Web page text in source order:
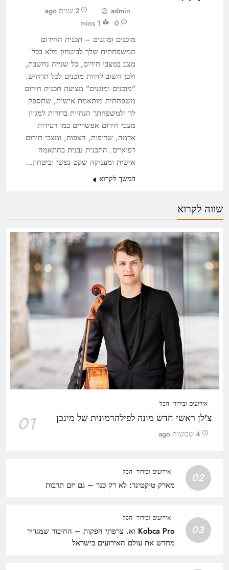
admin
2 שנים ago
0
1 mins
מוכנים ומוגנים – תכנית החירום
המשפחתית שלך לביטחון מלא בכל
מצב במצבי חירום, כל שנייה נחשבת,
ולכן חשוב להיות מוכנים לכל תרחיש.
"מוכנים ומוגנים" מציעה תכנית חירום
משפחתית מותאמת אישית, שתספק
לך ולמשפחתך הנחיות ברורות למגוון
מצבי חירום אפשריים כמו רעידות
אדמה, שריפות, הצפות, ומצבי חירום
רפואיים. התכנית נבנית בהתאמה
אישית ומעניקה שקט נפשי וביטחון…
המשך לקרוא
שווה לקרוא
אירועים ובידור הכל
צ'לן ראשי חדש מונה לפילהרמונית של מינכן 01 4 שבועות ago
02 אירועים ובידור הכל
מארק טיקטינר: לא רק כנר – גם יזם תרבות
03
אירועים ובידור הכל
Kobca Pro וא. צרפתי הפקות – החיבור שמגדיר
מחדש את עולם האירועים בישראל